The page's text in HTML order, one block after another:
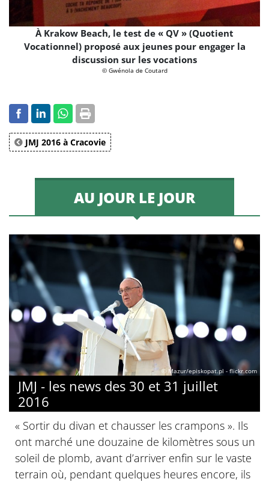
À Krakow Beach, le test de « QV » (Quotient
Vocationnel) proposé aux jeunes pour engager la
discussion sur les vocations
© Gwénola de Coutard
JMJ 2016 à Cracovie
AU JOUR LE JOUR
© Mazur/episkopat.pl - flickr.com
JMJ - les news des 30 et 31 juillet
2016
« Sortir du divan et chausser les crampons ». Ils
ont marché une douzaine de kilomètres sous un
soleil de plomb, avant d’arriver enfin sur le vaste
terrain où, pendant quelques heures encore, ils